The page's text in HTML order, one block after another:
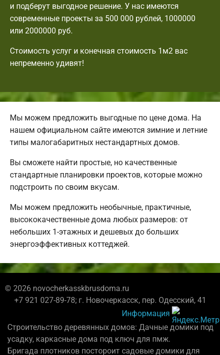
и подберут выгодное решение. У нас имеются
современные проекты за 500 000 рублей, 1000000
или 2000000 руб.
Стоимость услуг и конечная стоимость 1м2 вас
непременно удивят!
Мы можем предложить выгодные по цене дома. На
нашем официальном сайте имеются зимние и летние
типы малогабаритных нестандартных домов.
Вы сможете найти простые, но качественные
стандартные планировки проектов, которые можно
подстроить по своим вкусам.
Мы можем предложить необычные, практичные,
высококачественные дома любых размеров: от
небольших 1-этажных и дешевых до больших
энергоэффективных коттеджей.
© 2026 novocherkasskbrusdoma.ru
+7 921 027-89-78; г. Новочеркасск, пер. Одесский, 41
Информация
Строительство деревянных домов: Дачные домики под
усадку, каркасные дома под ключ для пмж.
Бригада плотников постороит садовые домики для